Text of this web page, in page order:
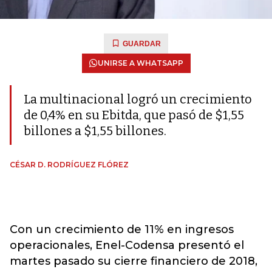
GUARDAR
UNIRSE A WHATSAPP
La multinacional logró un crecimiento
de 0,4% en su Ebitda, que pasó de $1,55
billones a $1,55 billones.
CÉSAR D. RODRÍGUEZ FLÓREZ
Con un crecimiento de 11% en ingresos
operacionales, Enel-Codensa presentó el
martes pasado su cierre financiero de 2018,